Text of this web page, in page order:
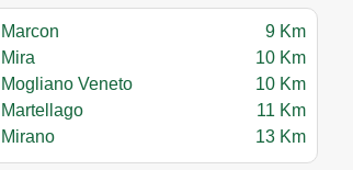
Marcon
9 Km
Mira
10 Km
Mogliano Veneto
10 Km
Martellago
11 Km
Mirano
13 Km